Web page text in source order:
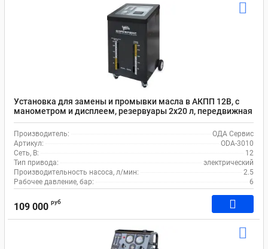
Установка для замены и промывки масла в АКПП 12В, с
манометром и дисплеем, резервуары 2х20 л, передвижная
ОДА Сервис ODA-3010
Производитель:
ОДА Сервис
Артикул:
ODA-3010
Сеть, В:
12
Тип привода:
электрический
Производительность насоса, л/мин:
2.5
Рабочее давление, бар:
6
109 000 руб